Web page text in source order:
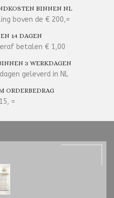
BINNEN NL
boven de € 200,=
14 DAGEN
betalen € 1,00
3 WERKDAGEN
geleverd in NL
ORDERBEDRAG
=